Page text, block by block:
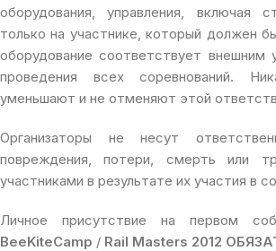
оборудования, управления, включая
только на участнике, который должен
оборудование соответствует внешним
проведения всех соревнований.
уменьшают и не отменяют этой
Организаторы не несут
повреждения, потери, смерть или
участниками в результате их участия в
Личное присутствие на первом
BeeKiteCamp / Rail Masters 2012